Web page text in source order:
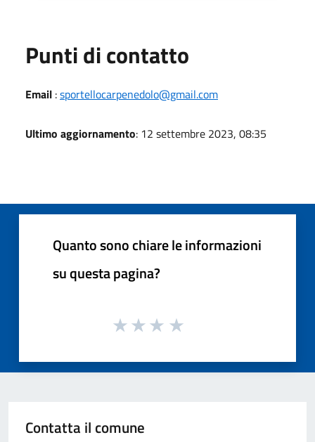
Punti di contatto
Email :sportellocarpenedolo@gmail.com
Ultimo aggiornamento: 12 settembre 2023, 08:35
Quanto sono chiare le informazioni
su questa pagina?
Contatta il comune